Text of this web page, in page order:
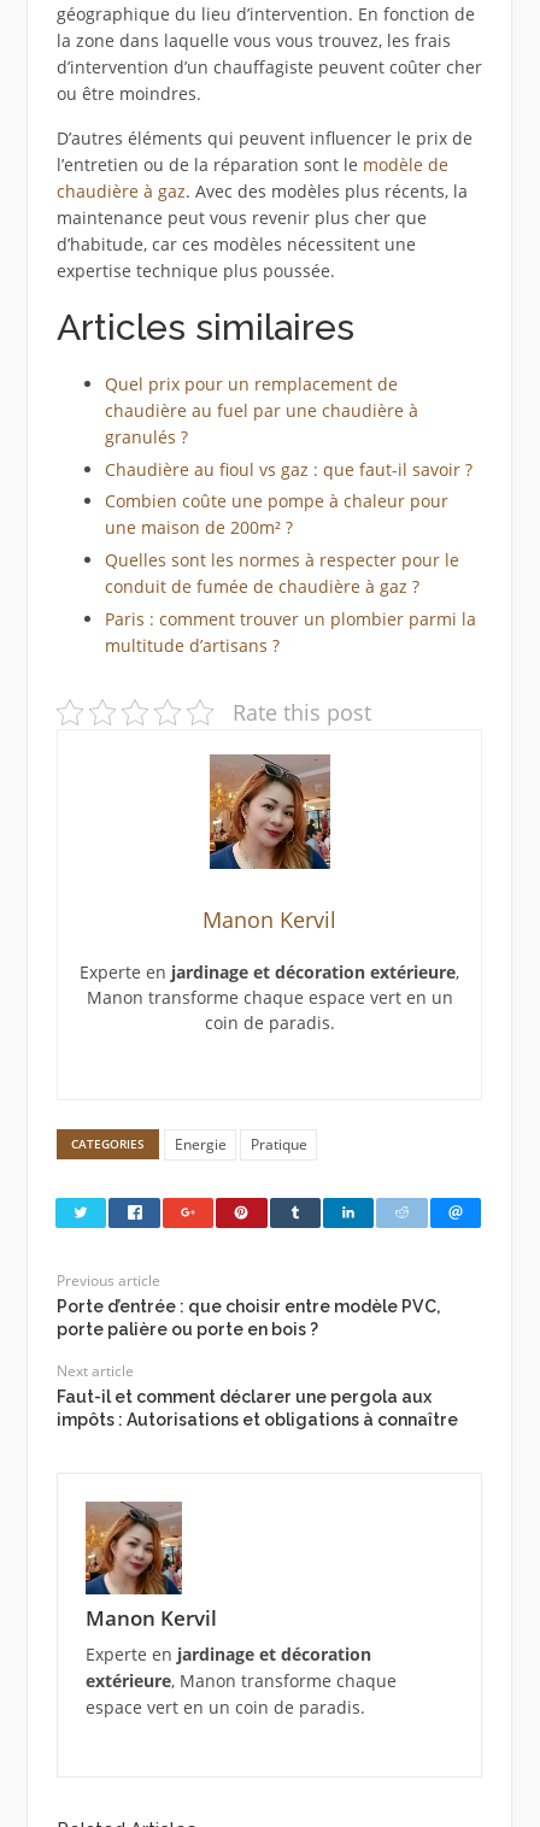
géographique du lieu d’intervention. En fonction de
la zone dans laquelle vous vous trouvez, les frais
d’intervention d’un chauffagiste peuvent coûter cher
ou être moindres.
D’autres éléments qui peuvent influencer le prix de
l’entretien ou de la réparation sont le modèle de
chaudière à gaz. Avec des modèles plus récents, la
maintenance peut vous revenir plus cher que
d’habitude, car ces modèles nécessitent une
expertise technique plus poussée.
Articles similaires
Quel prix pour un remplacement de
chaudière au fuel par une chaudière à
granulés ?
Chaudière au fioul vs gaz : que faut-il savoir ?
Combien coûte une pompe à chaleur pour
une maison de 200m² ?
Quelles sont les normes à respecter pour le
conduit de fumée de chaudière à gaz ?
Paris : comment trouver un plombier parmi la
multitude d’artisans ?
Rate this post
Manon Kervil
Experte en jardinage et décoration extérieure,
Manon transforme chaque espace vert en un
coin de paradis.
CATEGORIES Energie Pratique
Previous article
Porte d’entrée : que choisir entre modèle PVC,
porte palière ou porte en bois ?
Next article
Faut-il et comment déclarer une pergola aux
impôts : Autorisations et obligations à connaître
Manon Kervil
Experte en jardinage et décoration
extérieure, Manon transforme chaque
espace vert en un coin de paradis.